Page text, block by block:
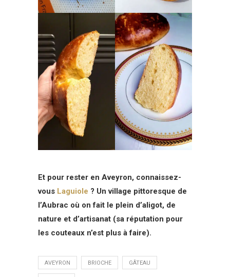
Et pour rester en Aveyron, connaissez-
vous Laguiole ? Un village pittoresque de
l’Aubrac où on fait le plein d’aligot, de
nature et d’artisanat (sa réputation pour
les couteaux n’est plus à faire).
AVEYRON BRIOCHE GÂTEAU